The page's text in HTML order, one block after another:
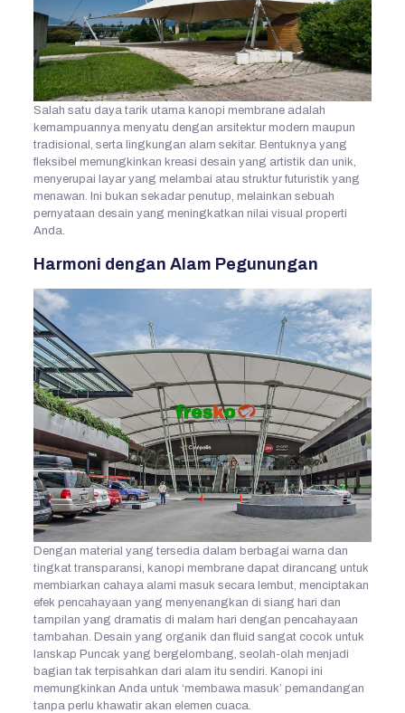
Salah satu daya tarik utama kanopi membrane adalah
kemampuannya menyatu dengan arsitektur modern maupun
tradisional, serta lingkungan alam sekitar. Bentuknya yang
fleksibel memungkinkan kreasi desain yang artistik dan unik,
menyerupai layar yang melambai atau struktur futuristik yang
menawan. Ini bukan sekadar penutup, melainkan sebuah
pernyataan desain yang meningkatkan nilai visual properti
Anda.
Harmoni dengan Alam Pegunungan
Dengan material yang tersedia dalam berbagai warna dan
tingkat transparansi, kanopi membrane dapat dirancang untuk
membiarkan cahaya alami masuk secara lembut, menciptakan
efek pencahayaan yang menyenangkan di siang hari dan
tampilan yang dramatis di malam hari dengan pencahayaan
tambahan. Desain yang organik dan fluid sangat cocok untuk
lanskap Puncak yang bergelombang, seolah-olah menjadi
bagian tak terpisahkan dari alam itu sendiri. Kanopi ini
memungkinkan Anda untuk ‘membawa masuk’ pemandangan
tanpa perlu khawatir akan elemen cuaca.